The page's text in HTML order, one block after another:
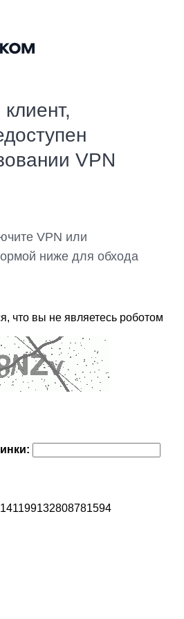
VPN
VPN или
ниже для обхода
что вы не являетесь роботом